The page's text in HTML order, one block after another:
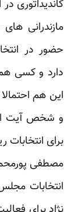
کاندیداتوری
مازندرانی
حضور در
دارد و کسی هم
این هم
و شخص آیت
برای
مصطفی
انتخابات